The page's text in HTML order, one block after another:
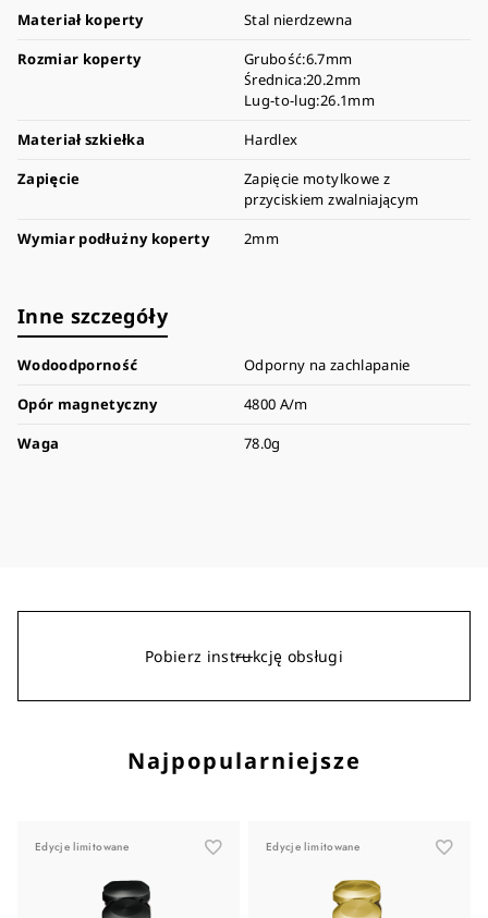
Materiał koperty
Stal nierdzewna
Rozmiar koperty
Grubość:6.7mm
Średnica:20.2mm
Lug-to-lug:26.1mm
Materiał szkiełka
Hardlex
Zapięcie
Zapięcie motylkowe z
przyciskiem zwalniającym
Wymiar podłużny koperty
2mm
Inne szczegóły
Wodoodporność
Odporny na zachlapanie
Opór magnetyczny
4800 A/m
Waga
78.0g
Pobierz instrukcję obsługi
Najpopularniejsze
Edycje limitowane Edycje limitowane